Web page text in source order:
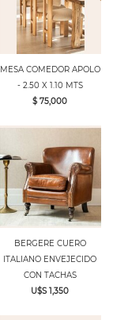
MESA COMEDOR APOLO
- 2.50 X 1.10 MTS
$ 75,000
BERGERE CUERO
ITALIANO ENVEJECIDO
CON TACHAS
U$S 1,350